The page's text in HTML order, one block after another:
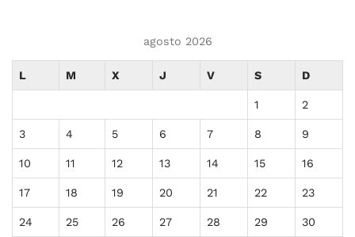
agosto 2026
L M X J V S D
1 2
3 4 5 6 7 8 9
10 11 12 13 14 15 16
17 18 19 20 21 22 23
24 25 26 27 28 29 30